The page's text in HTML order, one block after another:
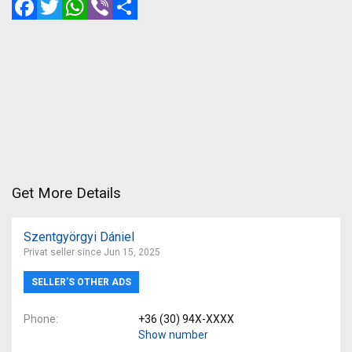
Get More Details
Szentgyörgyi Dániel
Privat seller since Jun 15, 2025
SELLER’S OTHER ADS
Phone
+36 (30) 94X-XXXX
Show number